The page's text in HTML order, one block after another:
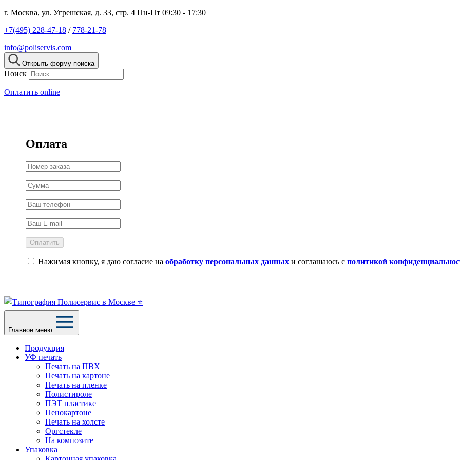
г. Москва, ул. Угрешская, д. 33, стр. 4 Пн-Пт 09:30 - 17:30
+7(495) 228-47-18 / 778-21-78
info@poliservis.com
Открыть форму поиска
Поиск
Оплатить online
Оплата
Оплатить
Нажимая кнопку, я даю согласие на обработку персональных данных и соглашаюсь с политикой
Главное меню
Продукция
УФ печать
Печать на ПВХ
Печать на картоне
Печать на пленке
Полистироле
ПЭТ пластике
Пенокартоне
Печать на холсте
Оргстекле
На композите
Упаковка